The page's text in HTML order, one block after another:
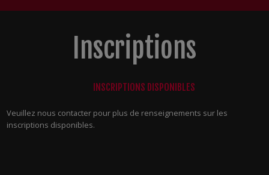
Inscriptions
INSCRIPTIONS DISPONIBLES
Veuillez nous contacter pour plus de renseignements sur les
inscriptions disponibles.